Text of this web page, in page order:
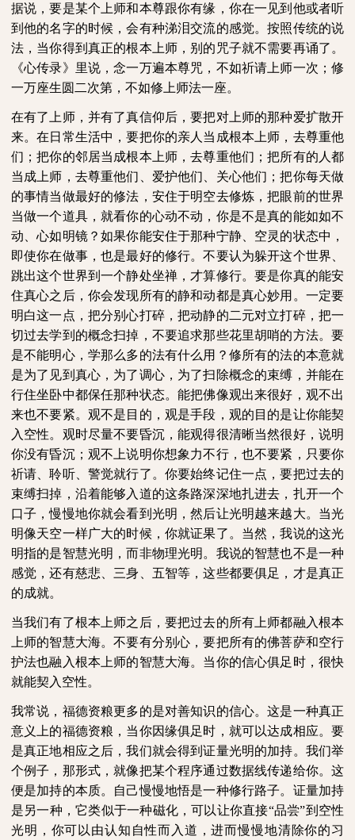
据说，要是某个上师和本尊跟你有缘，你在一见到他或者听
到他的名字的时候，会有种涕泪交流的感觉。按照传统的说
法，当你得到真正的根本上师，别的咒子就不需要再诵了。
《心传录》里说，念一万遍本尊咒，不如祈请上师一次；修
一万座生圆二次第，不如修上师法一座。
在有了上师，并有了真信仰后，要把对上师的那种爱扩散开
来。在日常生活中，要把你的亲人当成根本上师，去尊重他
们；把你的邻居当成根本上师，去尊重他们；把所有的人都
当成上师，去尊重他们、爱护他们、关心他们；把你每天做
的事情当做最好的修法，安住于明空去修炼，把眼前的世界
当做一个道具，就看你的心动不动，你是不是真的能如如不
动、心如明镜？如果你能安住于那种宁静、空灵的状态中，
即使你在做事，也是最好的修行。不要认为躲开这个世界、
跳出这个世界到一个静处坐禅，才算修行。要是你真的能安
住真心之后，你会发现所有的静和动都是真心妙用。一定要
明白这一点，把分别心打碎，把动静的二元对立打碎，把一
切过去学到的概念扫掉，不要追求那些花里胡哨的方法。要
是不能明心，学那么多的法有什么用？修所有的法的本意就
是为了见到真心，为了调心，为了扫除概念的束缚，并能在
行住坐卧中都保任那种状态。能把佛像观出来很好，观不出
来也不要紧。观不是目的，观是手段，观的目的是让你能契
入空性。观时尽量不要昏沉，能观得很清晰当然很好，说明
你没有昏沉；观不上说明你想象力不行，也不要紧，只要你
祈请、聆听、警觉就行了。你要始终记住一点，要把过去的
束缚扫掉，沿着能够入道的这条路深深地扎进去，扎开一个
口子，慢慢地你就会看到光明，然后让光明越来越大。当光
明像天空一样广大的时候，你就证果了。当然，我说的这光
明指的是智慧光明，而非物理光明。我说的智慧也不是一种
感觉，还有慈悲、三身、五智等，这些都要俱足，才是真正
的成就。
当我们有了根本上师之后，要把过去的所有上师都融入根本
上师的智慧大海。不要有分别心，要把所有的佛菩萨和空行
护法也融入根本上师的智慧大海。当你的信心俱足时，很快
就能契入空性。
我常说，福德资粮更多的是对善知识的信心。这是一种真正
意义上的福德资粮，当你因缘俱足时，就可以达成相应。要
是真正地相应之后，我们就会得到证量光明的加持。我们举
个例子，那形式，就像把某个程序通过数据线传递给你。这
便是加持的本质。自己慢慢地悟是一种修行路子。证量加持
是另一种，它类似于一种磁化，可以让你直接“品尝”到空性
光明，你可以由认知自性而入道，进而慢慢地清除你的习